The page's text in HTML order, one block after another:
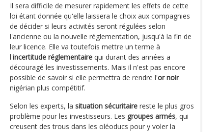
Il sera difficile de mesurer rapidement les effets de cette
loi étant donnée qu'elle laissera le choix aux compagnies
de décider si leurs activités seront régulées selon
l'ancienne ou la nouvelle réglementation, jusqu'à la fin de
leur licence. Elle va toutefois mettre un terme à
l'incertitude réglementaire qui durant des années a
découragé les investissements. Mais il n'est pas encore
possible de savoir si elle permettra de rendre l'or noir
nigérian plus compétitif.
Selon les experts, la situation sécuritaire reste le plus gros
problème pour les investisseurs. Les groupes armés, qui
creusent des trous dans les oléoducs pour y voler la